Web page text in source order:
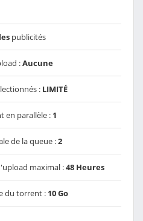
publicités
:Aucune
: LIMITÉ
en parallèle : 1
de la queue :2
maximal :48 Heures
du torrent : 10 Go